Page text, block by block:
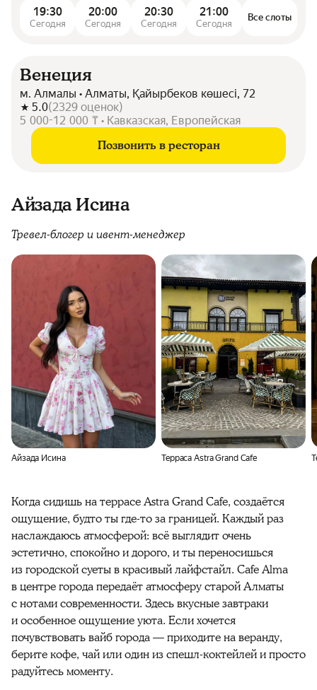
19:30
Сегодня
20:00
Сегодня
20:30
Сегодня
21:00
Сегодня
Все слоты
Венеция
м. Алмалы • Алматы, Қайырбеков көшесі, 72
5.0(2329 оценок)
5 000-12 000 ₸ • Кавказская, Европейская
Позвонить в ресторан
Айзада Исина
Тревел-блогер и ивент-менеджер
Айзада Исина Терраса Astra Grand Cafe
Когда сидишь на террасе Astra Grand Cafe, создаётся
ощущение, будто ты где-то за границей. Каждый раз
наслаждаюсь атмосферой: всё выглядит очень
эстетично, спокойно и дорого, и ты переносишься
из городской суеты в красивый лайфстайл. Cafe Alma
в центре города передаёт атмосферу старой Алматы
с нотами современности. Здесь вкусные завтраки
и особенное ощущение уюта. Если хочется
почувствовать вайб города — приходите на веранду,
берите кофе, чай или один из спешл-коктейлей и просто
радуйтесь моменту.